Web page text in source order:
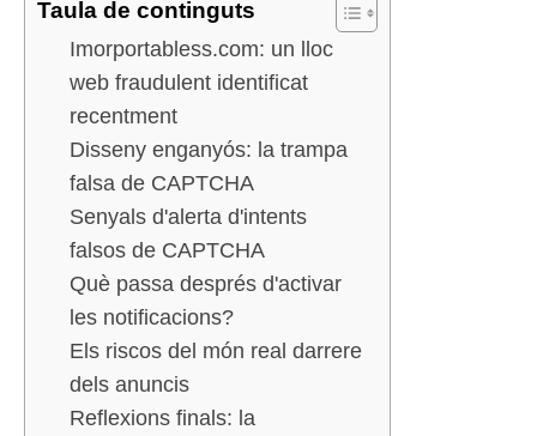
Taula de continguts
Imorportabless.com: un lloc
web fraudulent identificat
recentment
Disseny enganyós: la trampa
falsa de CAPTCHA
Senyals d'alerta d'intents
falsos de CAPTCHA
Què passa després d'activar
les notificacions?
Els riscos del món real darrere
dels anuncis
Reflexions finals: la